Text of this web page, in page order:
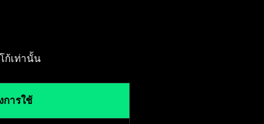
ก้เท่านั้น
การใช้